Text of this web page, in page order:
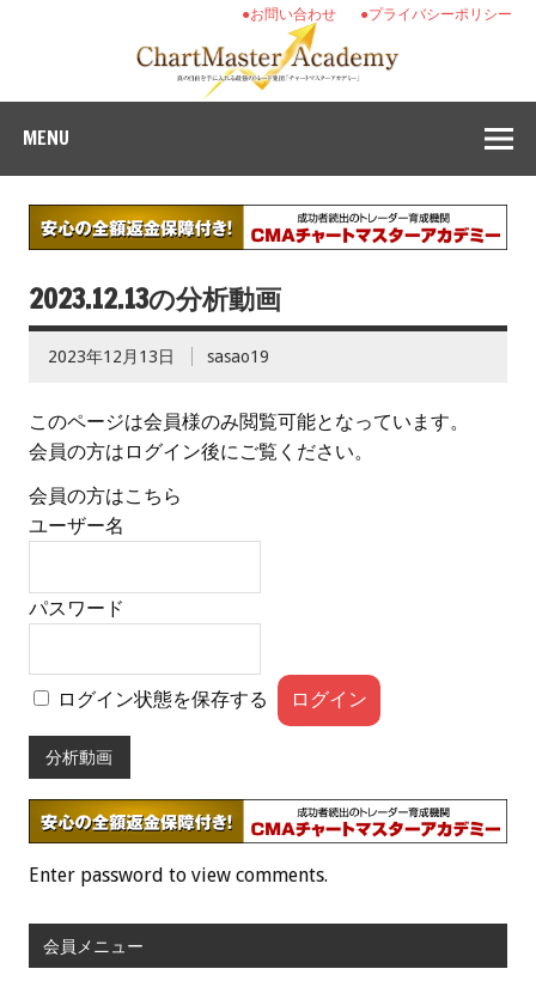
●プライバシーポリシー
●お問い合わせ
MENU
2023.12.13の分析動画
2023年12月13日 sasao19
このページは会員様のみ閲覧可能となっています。
会員の方はログイン後にご覧ください。
会員の方はこちら
ユーザー名
パスワード
ログイン状態を保存する
分析動画
Enter password to view comments.
会員メニュー